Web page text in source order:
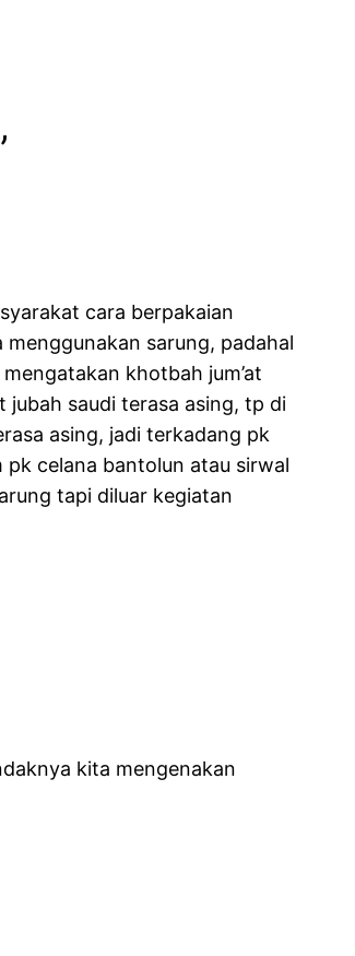
cara berpakaian
sarung, padahal
khotbah jum’at
saudi terasa asing, tp di
asing, jadi terkadang pk
celana bantolun atau sirwal
tapi diluar kegiatan
kita mengenakan